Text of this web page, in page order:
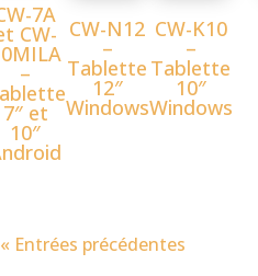
7A
CW-
–
7″ et
10″
CW-N12
–
Tablette
12″
Windows
CW-K10
–
Tablette
10″
Windows
« Entrées précédentes